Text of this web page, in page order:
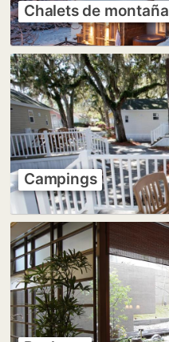
Chalets de montaña
Campings